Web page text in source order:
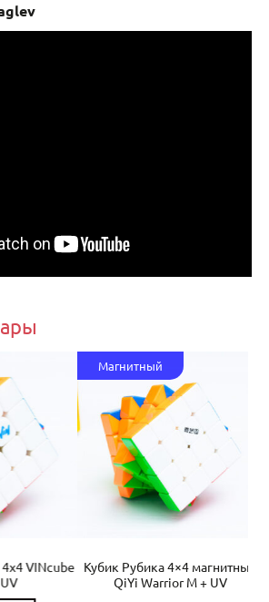
VINcube Кубик Рубика 4×4 магнитный
QiYi Warrior M + UV
Магнитный